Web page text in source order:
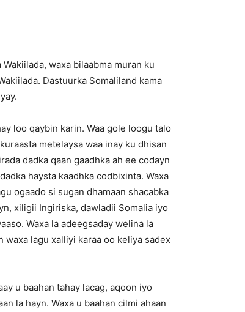
waxa bilaabma muran ku
Dastuurka Somaliland kama
loo qaybin karin. Waa gole loogu talo
metelaysa waa inay ku dhisan
dadka qaan gaadhka ah ee codayn
haysta kaadhka codbixinta. Waxa
ogaado si sugan dhamaan shacabka
xiligii Ingiriska, dawladii Somalia iyo
Waxa la adeegsaday welina la
waxa lagu xalliyi karaa oo keliya sadex
u baahan tahay lacag, aqoon iyo
la hayn. Waxa u baahan cilmi ahaan